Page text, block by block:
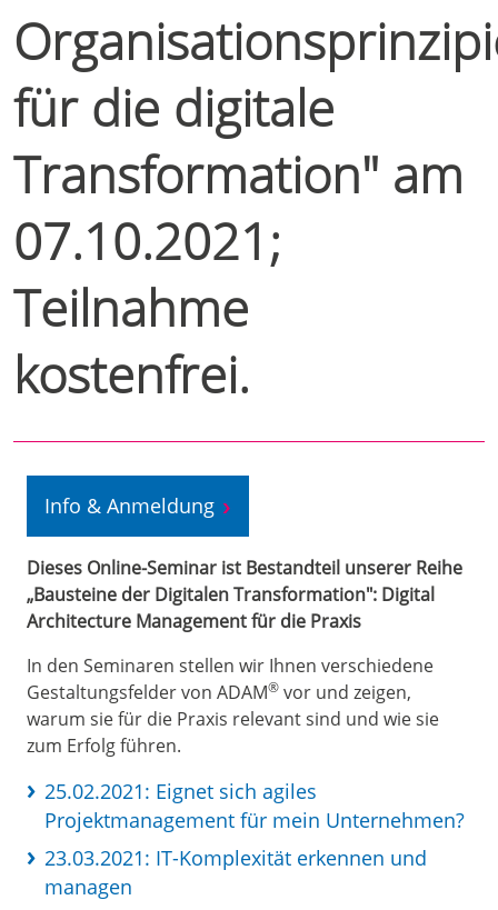
für die digitale
Transformation" am
07.10.2021;
Teilnahme
kostenfrei.
Info & Anmeldung
Dieses Online-Seminar ist Bestandteil unserer Reihe
„Bausteine der Digitalen Transformation": Digital
Architecture Management für die Praxis
In den Seminaren stellen wir Ihnen verschiedene
Gestaltungsfelder von ADAM® vor und zeigen,
warum sie für die Praxis relevant sind und wie sie
zum Erfolg führen.
25.02.2021: Eignet sich agiles
Projektmanagement für mein Unternehmen?
23.03.2021: IT-Komplexität erkennen und
managen